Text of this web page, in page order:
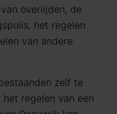
overlijden, de
het regelen
van andere
zelf te
regelen van een